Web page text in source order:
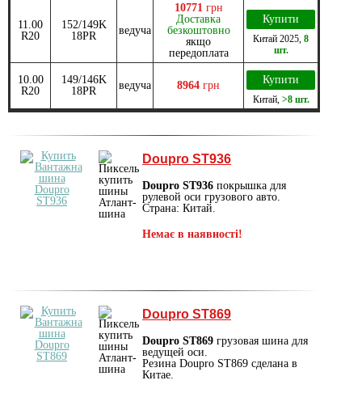
11.00
R20
152/149K
18PR
ведуча
10771 грн
Доставка
безкоштовно
якщо
передоплата
Купити
Китай 2025 8
шт.
10.00
R20
149/146K
18PR
ведуча 8964 грн Купити
Китай, >8 шт.
Doupro ST936
Doupro ST936 покрышка для
рулевой оси грузового авто.
Страна: Китай.
Немає в наявності!
Doupro ST869
Doupro ST869 грузовая шина для
ведущей оси.
Резина Doupro ST869 сделана в
Китае.